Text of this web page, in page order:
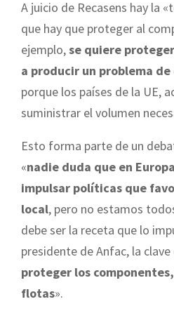
A juicio de Recasens hay la
que hay que proteger al
ejemplo,se quiere
a producir un problema
porque los países de la UE,
suministrar el volumen
Esto forma parte de un
«nadie duda que en
impulsar políticas que
local, pero no estamos
debe ser la receta que lo
presidente de Anfac, la clave
proteger los
flotas».